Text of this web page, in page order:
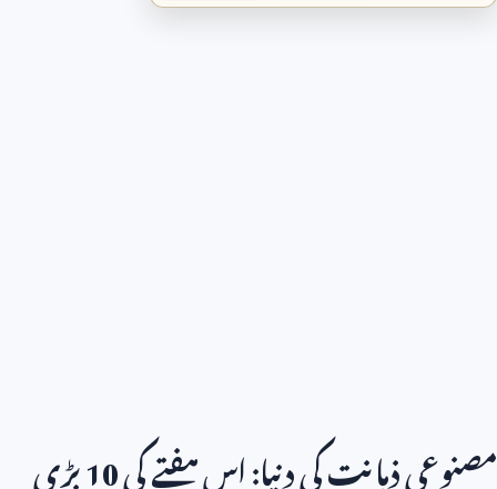
مصنوعی ذہانت کی دنیا: اس ہفتے کی10بڑی